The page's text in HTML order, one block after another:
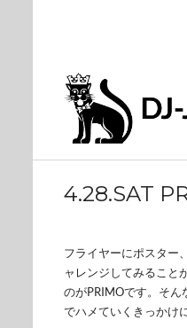
4.28.SAT
フライヤーにポスター
ャレンジしてみること
のがPRIMOです。そ
でハメていくきっかけ